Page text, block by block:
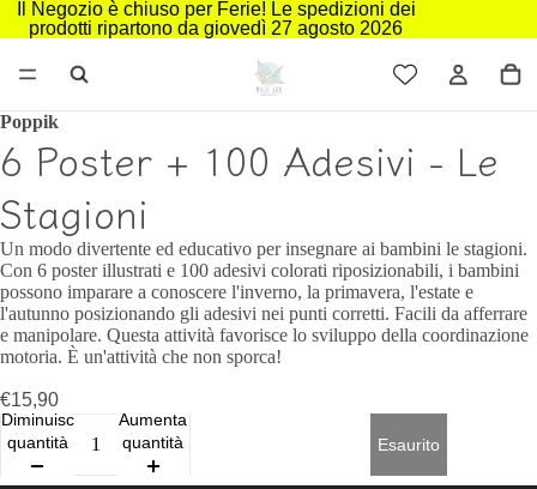
Il Negozio è chiuso per Ferie! Le spedizioni dei
prodotti ripartono da giovedì 27 agosto 2026
Poppik
6 Poster + 100 Adesivi - Le
Stagioni
Un modo divertente ed educativo per insegnare ai bambini le stagioni.
Con 6 poster illustrati e 100 adesivi colorati riposizionabili, i bambini
possono imparare a conoscere l'inverno, la primavera, l'estate e
l'autunno posizionando gli adesivi nei punti corretti. Facili da afferrare
e manipolare. Questa attività favorisce lo sviluppo della coordinazione
motoria. È un'attività che non sporca!
€15,90
Diminuisci
quantità
Aumenta
quantità
Esaurito